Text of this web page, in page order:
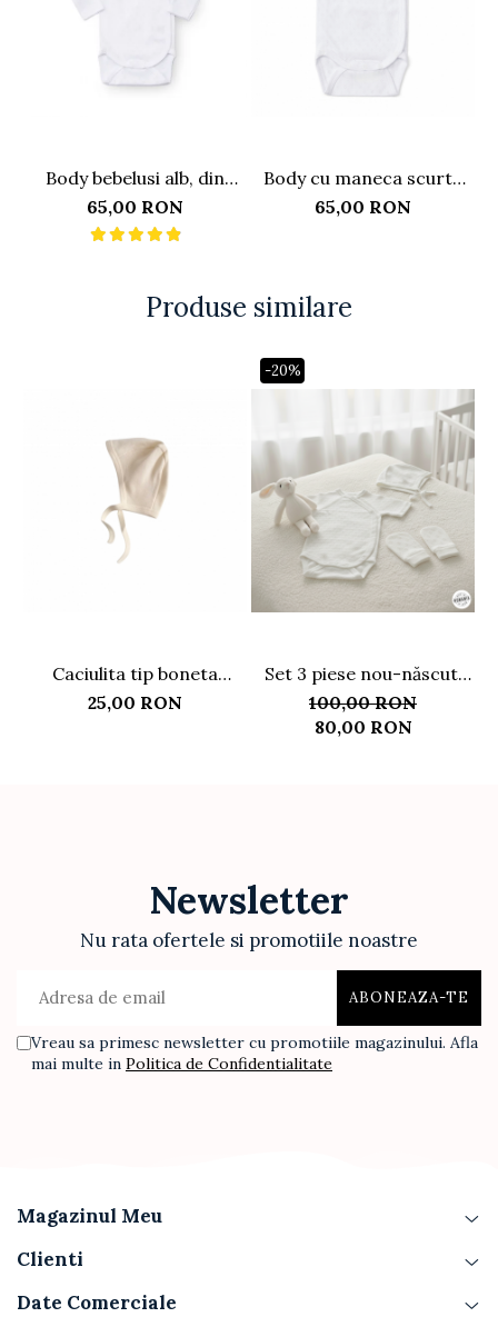
Body bebelusi alb, din
bumbac cu model
pointelle
65,00 RON
Body cu maneca scurta
nou-nascut, din bumbac
cu model pointelle, alb
65,00 RON
Produse similare
Caciulita tip boneta
bebelusi, din bumbac
25,00 RON
-20%
Set 3 piese nou-născut:
body, căciuliță și mănuși
anti-zgârieturi, bumbac
pointelle, alb
100,00 RON
80,00 RON
Newsletter
Nu rata ofertele si promotiile noastre
Vreau sa primesc newsletter cu promotiile magazinului. Afla
mai multe in Politica de Confidentialitate
Magazinul Meu
Clienti
Date Comerciale